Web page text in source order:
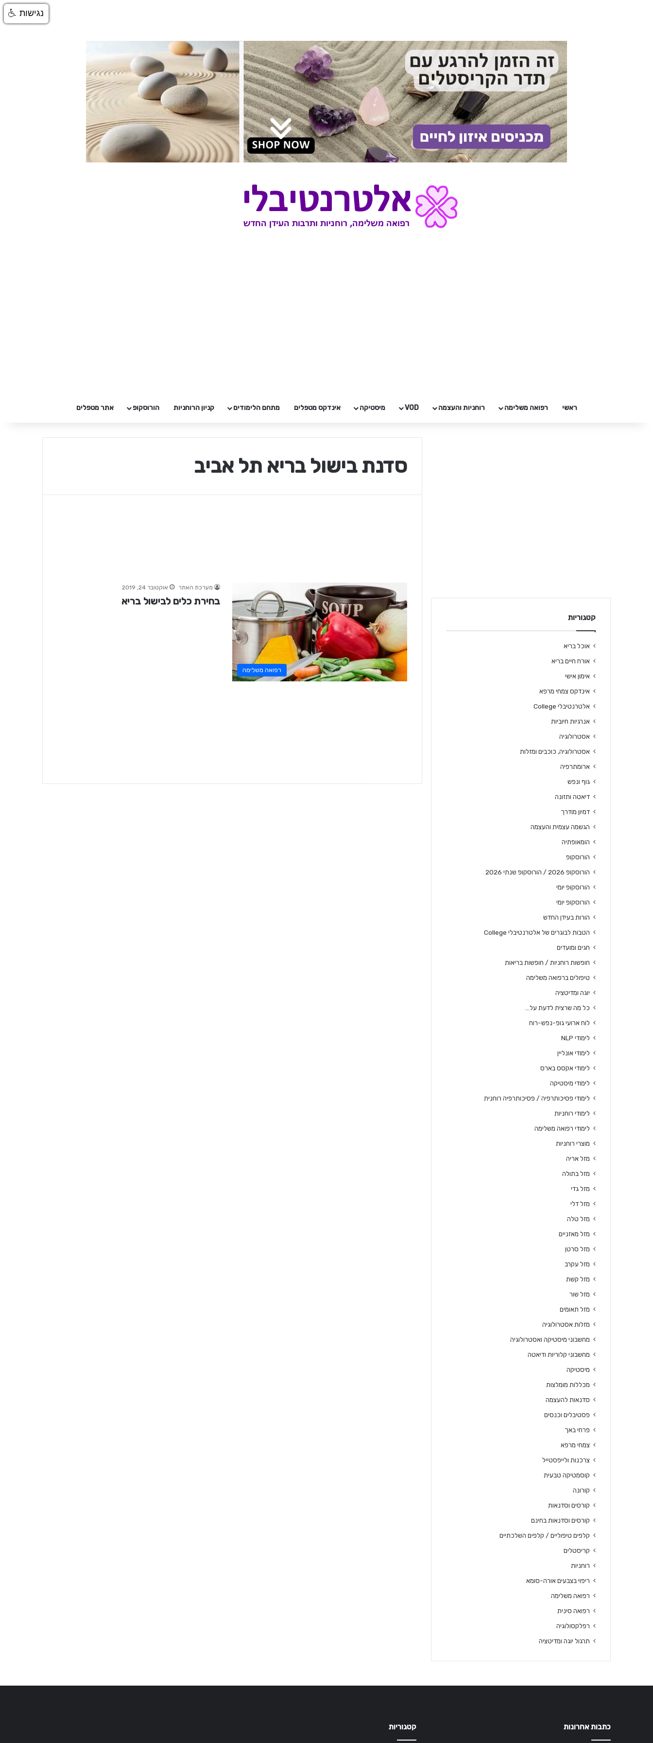
ראשי רפואה משלימה רוחניות והעצמה VOD מיסטיקה אינדקס מטפלים מתחם הלימודים קניון הרוחניות הורוסקופ אתר מטפלים
סדנת בישול בריא תל אביב
רפואה משלימה
מערכת האתר אוקטובר 24, 2019
בחירת כלים לבישול בריא
קטגוריות
אוכל בריא
אורח חיים בריא
אימון אישי
אינדקס צמחי מרפא
אלטרנטיבלי College
אנרגיות חיוביות
אסטרולוגיה
אסטרולוגיה, כוכבים ומזלות
ארומתרפיה
גוף ונפש
דיאטה ותזונה
דמיון מודרך
הגשמה עצמית והעצמה
הומאופתיה
הורוסקופ
הורוסקופ 2026 / הורוסקופ שנתי 2026
הורוסקופ יומי
הורוסקופ יומי
הורות בעידן החדש
הטבות לבוגרים של אלטרנטיבלי College
חגים ומועדים
חופשות רוחניות / חופשות בריאות
טיפולים ברפואה משלימה
יוגה ומדיטציה
כל מה שרצית לדעת על…
לוח ארועי גופ-נפש-רוח
לימודי NLP
לימודי אונליין
לימודי אקסס בארס
לימודי מיסטיקה
לימודי פסיכותרפיה / פסיכותרפיה רוחנית
לימודי רוחניות
לימודי רפואה משלימה
מוצרי רוחניות
מזל אריה
מזל בתולה
מזל גדי
מזל דלי
מזל טלה
מזל מאזניים
מזל סרטן
מזל עקרב
מזל קשת
מזל שור
מזל תאומים
מזלות אסטרולוגיה
מחשבוני מיסטיקה ואסטרולוגיה
מחשבוני קלוריות ודיאטה
מיסטיקה
מכללות מומלצות
סדנאות להעצמה
פסטיבלים וכנסים
פרחי באך
צמחי מרפא
צרכנות ולייפסטייל
קוסמטיקה טבעית
קורונה
קורסים וסדנאות
קורסים וסדנאות בחינם
קלפים טיפוליים / קלפים השלכתיים
קריסטלים
רוחניות
ריפוי בצבעים אורה-סומא
רפואה משלימה
רפואה סינית
רפלקסולוגיה
תרגול יוגה ומדיטציה
כתבות אחרונות קטגוריות
נגישות